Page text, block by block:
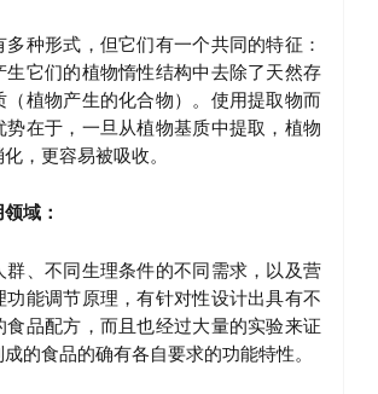
种形式，但它们有一个共同的特征：
它们的植物惰性结构中去除了天然存
植物产生的化合物）。使用提取物而
在于，一旦从植物基质中提取，植物
，更容易被吸收。
域：
、不同生理条件的不同需求，以及营
功能调节原理，有针对性设计出具有不
食品配方，而且也经过大量的实验来证
的食品的确有各自要求的功能特性。